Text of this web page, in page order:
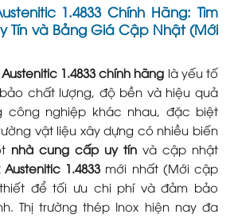
1.4833 Chính Hãng: Tìm
Tín và Bảng Giá Cập Nhật (Mới
1.4833 chính hãng là yếu tố
chất lượng, độ bền và hiệu quả
công nghiệp khác nhau, đặc biệt
vật liệu xây dựng có nhiều biến
nhà cung cấp uy tín và cập nhật
1.4833mới nhất (Mới cập
để tối ưu chi phí và đảm bảo
Thị trường thép Inox hiện nay đa